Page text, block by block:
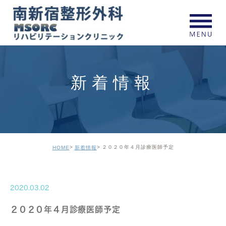
新着情報
HOME 新着情報 ２０２０年４月診療医師予定
2020.03.02
２０２０年４月診療医師予定